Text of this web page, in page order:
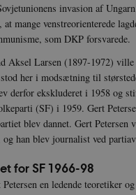
invasion af
at mange venstreorienterede
som DKP forsvarede.
Aksel Larsen (1897-1972)
her i modsætning til
derfor ekskluderet i 1958 og
(SF) i 1959. Gert
blev dannet. Gert Petersen
han blev journalist ved
for SF 1966-98
en ledende teoretiker